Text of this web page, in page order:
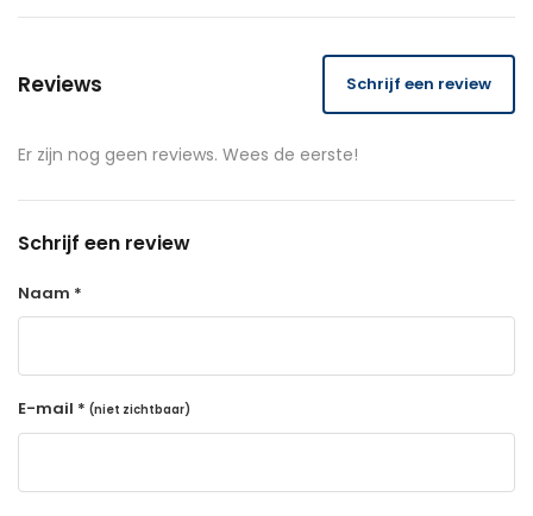
Reviews Schrijf een review
Er zijn nog geen reviews. Wees de eerste!
Schrijf een review
Naam *
E-mail * (niet zichtbaar)